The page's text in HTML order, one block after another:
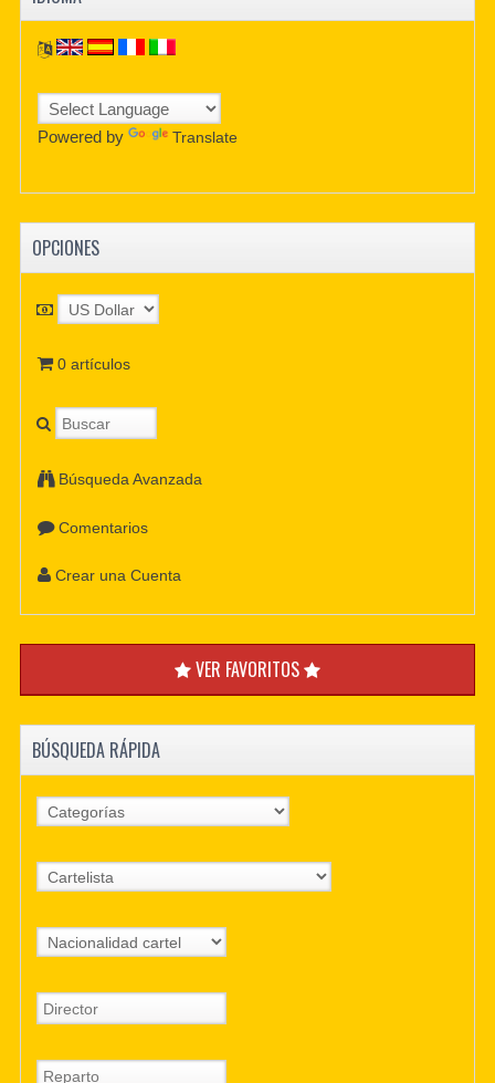
Powered by Translate
OPCIONES
0 artículos
Búsqueda Avanzada
Comentarios
Crear una Cuenta
VER FAVORITOS
BÚSQUEDA RÁPIDA